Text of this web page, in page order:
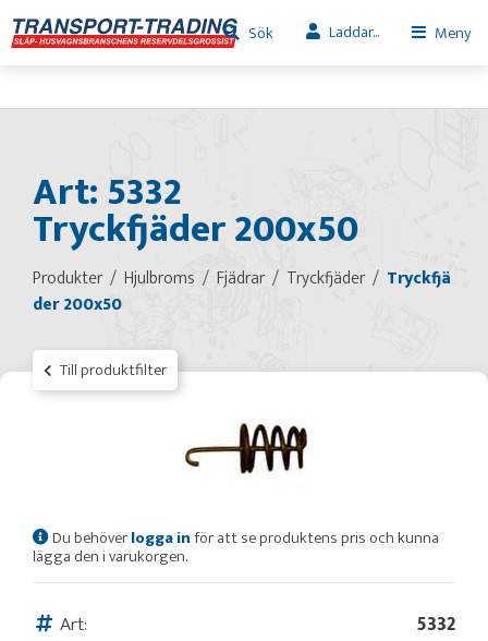
Sök Laddar... Meny
Art: 5332
Tryckfjäder 200x50
Produkter Hjulbroms Fjädrar Tryckfjäder
Tryckfjä
der 200x50
Till produktfilter
Du behöverlogga inför att se produktens pris och kunna
lägga den i varukorgen.
Art: 5332